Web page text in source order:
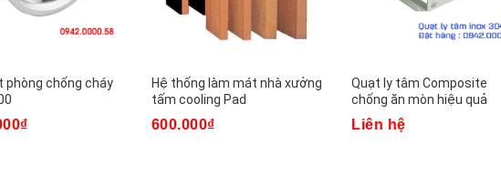
phòng chống cháy
Hệ thống làm mát nhà xưởng
tấm cooling Pad
600.000₫
Quạt ly tâm Composite
chống ăn mòn hiệu quả
Liên hệ